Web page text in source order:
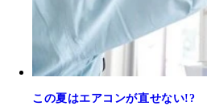
この夏はエアコンが直せない!?